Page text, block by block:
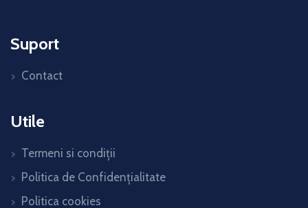
Suport
Contact
Utile
Termeni si condiții
Politica de Confidențialitate
Politica cookies